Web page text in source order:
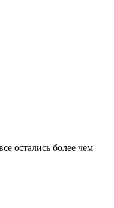
остались более чем